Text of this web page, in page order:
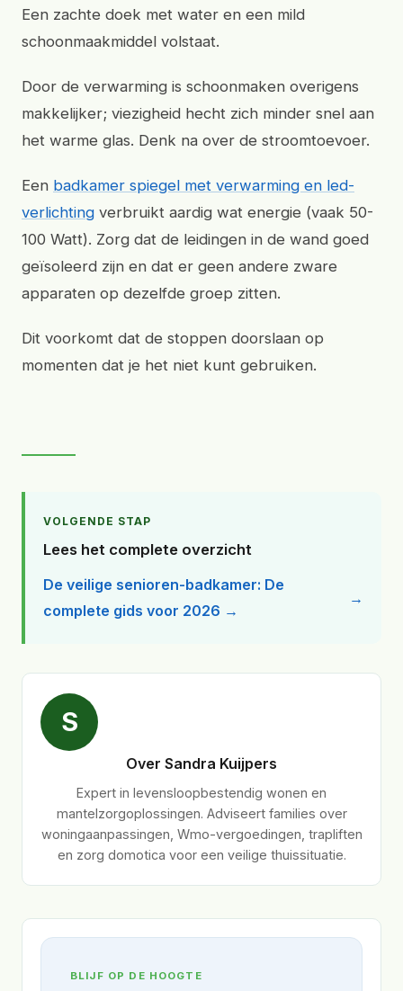
Een zachte doek met water en een mild
schoonmaakmiddel volstaat.
Door de verwarming is schoonmaken overigens
makkelijker; viezigheid hecht zich minder snel aan
het warme glas. Denk na over de stroomtoevoer.
Een badkamer spiegel met verwarming en led-
verlichting verbruikt aardig wat energie (vaak 50-
100 Watt). Zorg dat de leidingen in de wand goed
geïsoleerd zijn en dat er geen andere zware
apparaten op dezelfde groep zitten.
Dit voorkomt dat de stoppen doorslaan op
momenten dat je het niet kunt gebruiken.
VOLGENDE STAP
Lees het complete overzicht
De veilige senioren-badkamer: De
complete gids voor 2026 →
S
Over Sandra Kuijpers
Expert in levensloopbestendig wonen en
mantelzorgoplossingen. Adviseert families over
woningaanpassingen, Wmo-vergoedingen, trapliften
en zorg domotica voor een veilige thuissituatie.
BLIJF OP DE HOOGTE